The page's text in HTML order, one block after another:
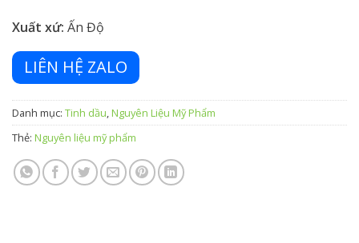
Xuất xứ: Ấn Độ
LIÊN HỆ ZALO
Danh mục: Tinh dầu Nguyên Liệu Mỹ Phẩm
Thẻ: Nguyên liệu mỹ phẩm